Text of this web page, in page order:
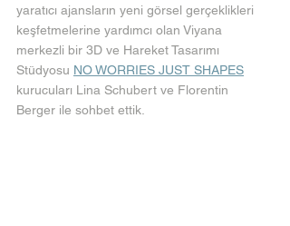
yaratıcı ajansların yeni görsel gerçeklikleri
keşfetmelerine yardımcı olan Viyana
merkezli bir 3D ve Hareket Tasarımı
Stüdyosu NO WORRIES JUST SHAPES
kurucuları Lina Schubert ve Florentin
Berger ile sohbet ettik.